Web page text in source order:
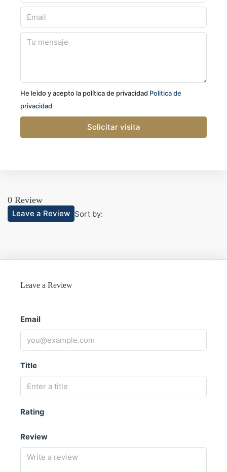
He leído y acepto la política de privacidad Politica de
privacidad
Solicitar visita
0 Review
Sort by:
Leave a Review
Leave a Review
Email
Title
Rating
Review